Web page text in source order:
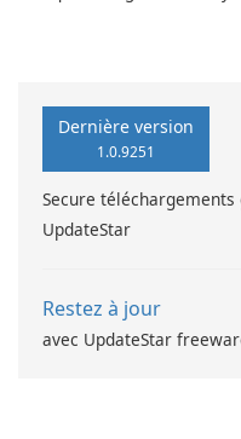
Dernière version
1.0.9251
Secure
UpdateStar
Restez à jour
avec UpdateStar